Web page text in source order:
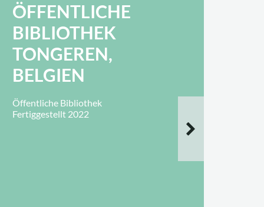
ÖFFENTLICHE
BIBLIOTHEK
TONGEREN,
BELGIEN
Öffentliche Bibliothek
Fertiggestellt 2022